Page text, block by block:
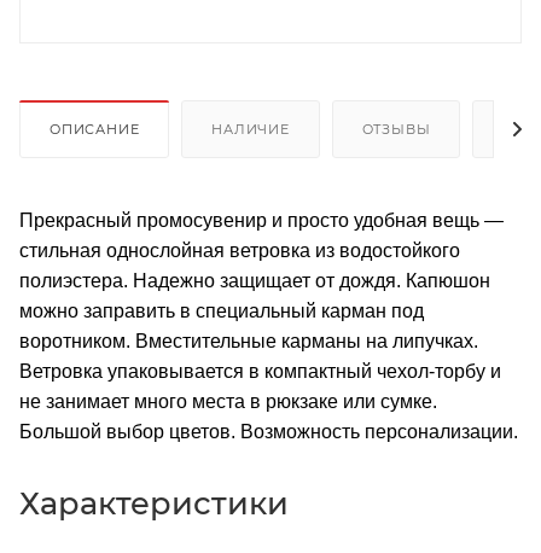
ОПИСАНИЕ НАЛИЧИЕ ОТЗЫВЫ
Прекрасный промосувенир и просто удобная вещь —
стильная однослойная ветровка из водостойкого
полиэстера. Надежно защищает от дождя. Капюшон
можно заправить в специальный карман под
воротником. Вместительные карманы на липучках.
Ветровка упаковывается в компактный чехол-торбу и
не занимает много места в рюкзаке или сумке.
Большой выбор цветов. Возможность персонализации.
Характеристики